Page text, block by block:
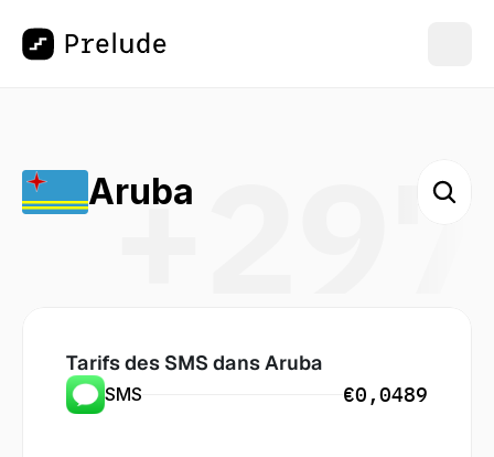
+297
Aruba
Tarifs des SMS dans Aruba
SMS €0,0489